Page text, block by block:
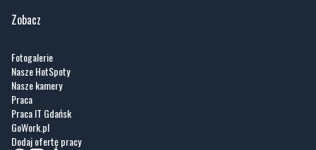
Zobacz
Fotogalerie
Nasze HotSpoty
Nasze kamery
Praca
Praca IT Gdańsk
GoWork.pl
Dodaj ofertę pracy